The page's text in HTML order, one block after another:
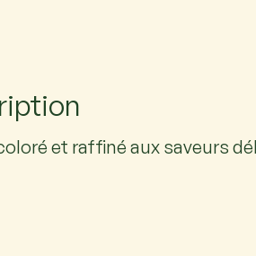
et raffiné aux saveurs